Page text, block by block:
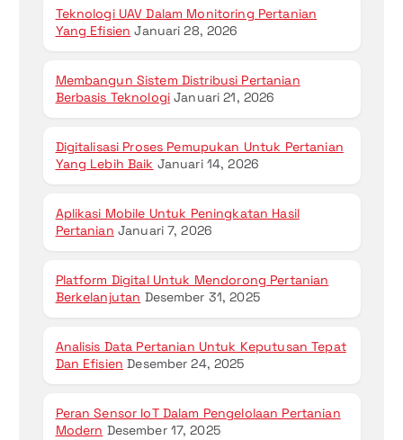
Teknologi UAV Dalam Monitoring Pertanian
Yang Efisien Januari 28, 2026
Membangun Sistem Distribusi Pertanian
Berbasis Teknologi Januari 21, 2026
Digitalisasi Proses Pemupukan Untuk Pertanian
Yang Lebih Baik Januari 14, 2026
Aplikasi Mobile Untuk Peningkatan Hasil
Pertanian Januari 7, 2026
Platform Digital Untuk Mendorong Pertanian
Berkelanjutan Desember 31, 2025
Analisis Data Pertanian Untuk Keputusan Tepat
Dan Efisien Desember 24, 2025
Peran Sensor IoT Dalam Pengelolaan Pertanian
Modern Desember 17, 2025